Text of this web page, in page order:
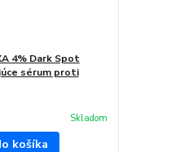
4% Dark Spot
sérum proti
Skladom
košíka